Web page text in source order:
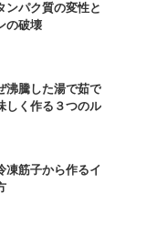
ンパク質の変性と
の破壊
沸騰した湯で茹で
しく作る３つのル
凍筋子から作るイ